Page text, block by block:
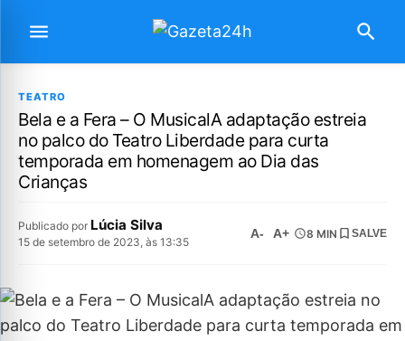
TEATRO
Bela e a Fera – O MusicalA adaptação estreia
no palco do Teatro Liberdade para curta
temporada em homenagem ao Dia das
Crianças
Publicado por Lúcia Silva
15 de setembro de 2023, às 13:35
A- A+ 8 MIN SALVE